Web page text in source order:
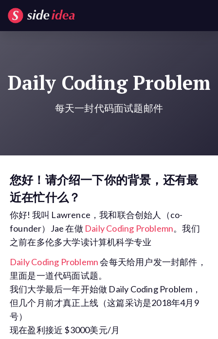
Daily Coding Problem
每天一封代码面试题邮件
您好！请介绍一下你的背景，还有最
近在忙什么？
你好! 我叫 Lawrence，我和联合创始人（co-
founder）Jae 在做 Daily Coding Problemn。我们
之前在多伦多大学读计算机科学专业
Daily Coding Problemn会每天给用户发一封邮件，
里面是一道代码面试题。
我们大学最后一年开始做 Daily Coding Problem，
但几个月前才真正上线（这篇采访是2018年4月9
号）
现在盈利接近 $3000美元/月